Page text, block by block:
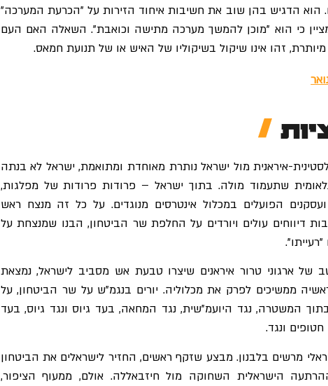
הוא הדגיש בהן שוב את חשיבות איחוד הזירות על "הכרעת המערכה"
מציין כי הוא "מוכן להמשך מערכה מתישה וכואבת". השאלה האם העם
זהו אינו שיקול בשיקוליו של האיש או של תנועת חמאס.
איראנית מול ישראל נותרת מאוחדת ומתואמת, ישראל לא בנתה
שתעמוד מולה. בתוך ישראל – פרודות פרודות של מפלגות,
הפועלים במכלול אינטרסים מנוגדים. על כל זה מנצח ראש
דיווחים עולים ויורדים על החלפת שר הביטחון, הבנו שמנצחת על
של ארגוני טרור איראנים שיצרו טבעת אש מסביב לישראל, נמצאת
ממשיכים לפרק את מכלוליה. יורים בנגמ"ש על שר הביטחון, על
המשטרה, נגד היועמ"שית, נגד המחאה, בעד גיוס ונגד גיוס, בעד
ונגד.
מרשים בלבנון. מבצע שזקף ראשים, החזיר לישראלים את הביטחון
הישראלית השחוקה מול חיזבאללה. אולם, ממעוף הציפור,